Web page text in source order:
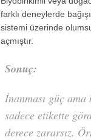
farklı deneylerde
sistemi üzerinde
açmıştır.
Sonuç:
İnanması güç
sadece etikette
derece zararsız.